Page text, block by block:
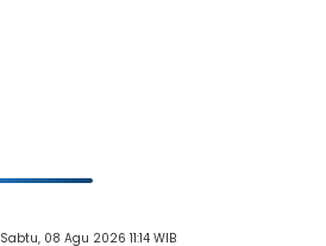
Sabtu, 08 Agu 2026 11:14 WIB